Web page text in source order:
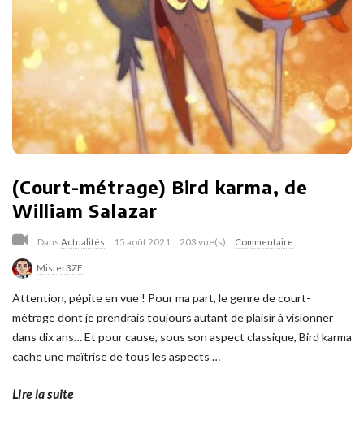
(Court-métrage) Bird karma, de
William Salazar
Dans Actualités 15 août 2021 203 vue(s) Commentaire
Mister3ZE
Attention, pépite en vue ! Pour ma part, le genre de court-
métrage dont je prendrais toujours autant de plaisir à visionner
dans dix ans… Et pour cause, sous son aspect classique, Bird karma
cache une maîtrise de tous les aspects …
Lire la suite